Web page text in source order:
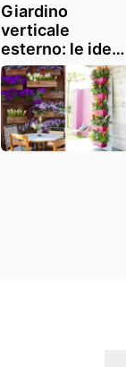
Giardino
verticale
esterno: le idee
meravigliose da
non perdere